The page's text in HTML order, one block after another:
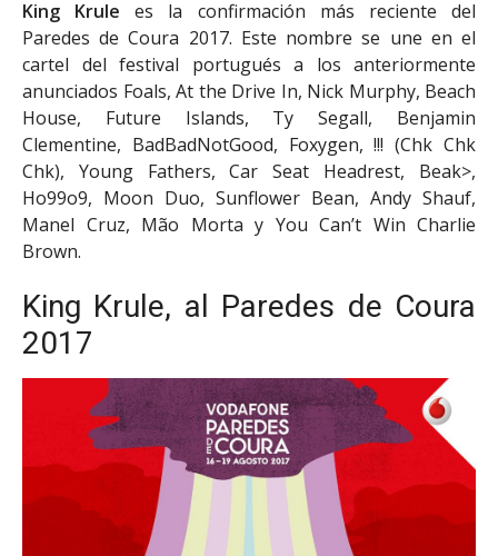
King Krule es la confirmación más reciente del
Paredes de Coura 2017. Este nombre se une en el
cartel del festival portugués a los anteriormente
anunciados Foals, At the Drive In, Nick Murphy, Beach
House, Future Islands, Ty Segall, Benjamin
Clementine, BadBadNotGood, Foxygen, !!! (Chk Chk
Chk), Young Fathers, Car Seat Headrest, Beak>,
Ho99o9, Moon Duo, Sunflower Bean, Andy Shauf,
Manel Cruz, Mão Morta y You Can’t Win Charlie
Brown.
King Krule, al Paredes de Coura
2017